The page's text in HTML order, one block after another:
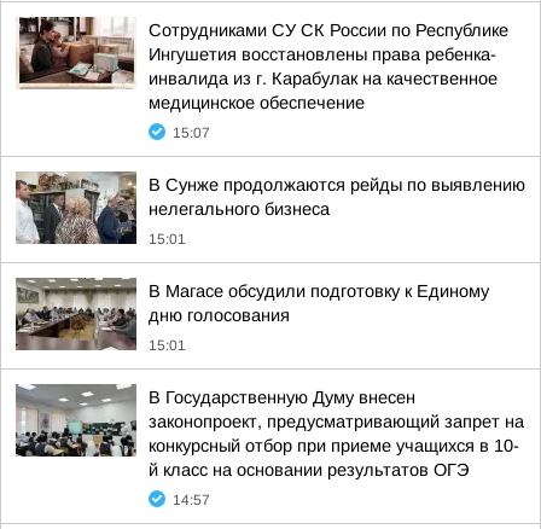
Сотрудниками СУ СК России по Республике
Ингушетия восстановлены права ребенка-
инвалида из г. Карабулак на качественное
медицинское обеспечение
15:07
В Сунже продолжаются рейды по выявлению
нелегального бизнеса
15:01
В Магасе обсудили подготовку к Единому
дню голосования
15:01
В Государственную Думу внесен
законопроект, предусматривающий запрет на
конкурсный отбор при приеме учащихся в 10-
й класс на основании результатов ОГЭ
14:57